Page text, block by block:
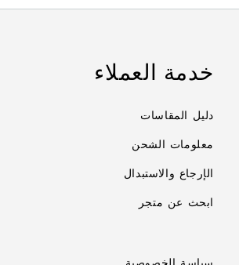
خدمة العملاء
دليل المقاسات
معلومات الشحن
الإرجاع والاستبدال
ابحث عن متجر